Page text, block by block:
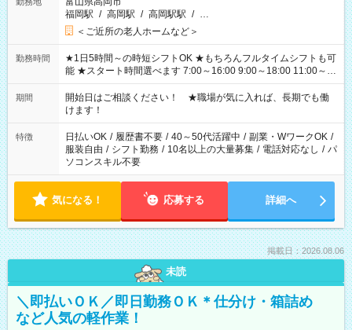
福岡駅 / 高岡駅 / 高岡駅駅 / …
＜ご近所の老人ホームなど＞
勤務時間
★1日5時間～の時短シフトOK ★もちろんフルタイムシフトも可
能 ★スタート時間選べます 7:00～16:00 9:00～18:00 11:00～
20:00 など 残業なし！ ※Wワークの場合、他のお仕事と合わせ
週40時間超の就業はご案内できません ※法令に基づき、週20時
間以上勤務は社会保険への加入対象となります ※労働者派遣法
（日雇い派遣の原則禁止）により、短時間・短期間の就業はご
案内が難しい場合があります
期間
開始日はご相談ください！ ★職場が気に入れば、長期でも働
けます！
特徴 日払いOK / 履歴書不要 / 40～50代活躍中 / 副業・WワークOK /
服装自由 / シフト勤務 / 10名以上の大量募集 / 電話対応なし / パ
ソコンスキル不要
気になる！ 応募する 詳細へ
掲載日：2026.08.06
未読
＼即払いＯＫ／即日勤務ＯＫ＊仕分け・箱詰め
など人気の軽作業！